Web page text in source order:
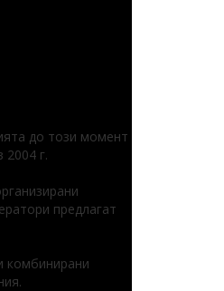
до този момент
2004 г.
предлагат
комбинирани